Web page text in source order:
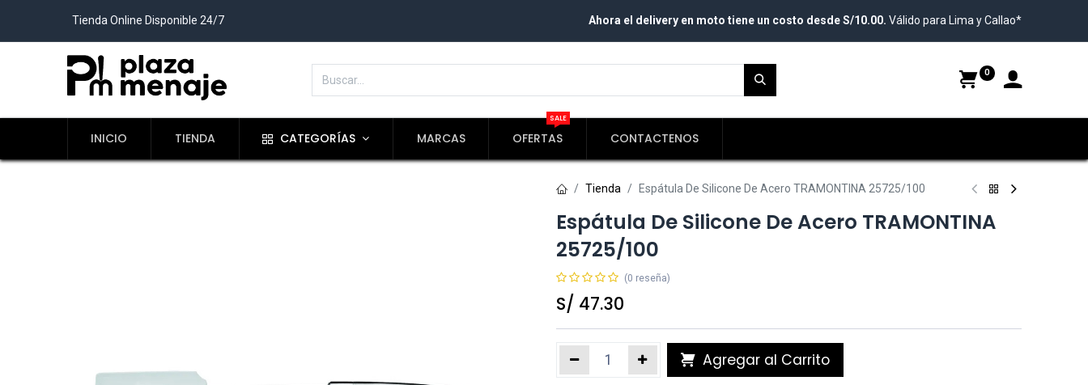
Tienda Online Disponible 24/7 Ahora el delivery en moto tiene un costo desde S/10.00. Válido para Lima y Callao*
0
INICIO TIENDA CATEGORÍAS MARCAS OFERTAS
SALE
CONTACTENOS
Tienda Espátula De Silicone De Acero TRAMONTINA 25725/100
Espátula De Silicone De Acero TRAMONTINA
25725/100
(0 reseña)
S/ 47.30
Agregar al Carrito